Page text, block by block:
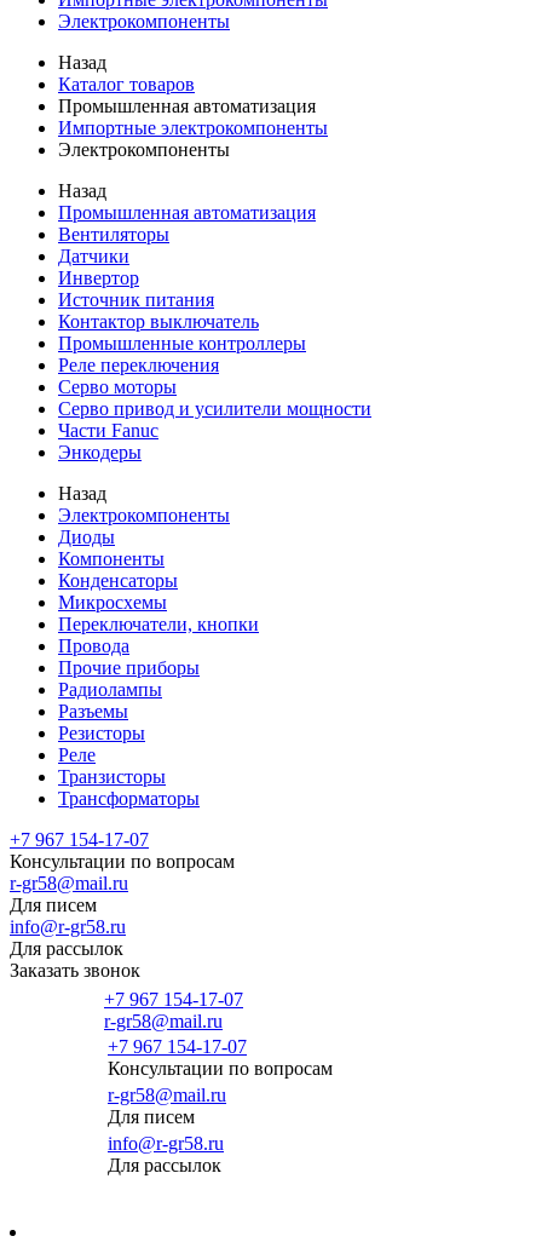
Электрокомпоненты
Назад
Каталог товаров
Промышленная автоматизация
Импортные электрокомпоненты
Электрокомпоненты
Назад
Промышленная автоматизация
Вентиляторы
Датчики
Инвертор
Источник питания
Контактор выключатель
Промышленные контроллеры
Реле переключения
Серво моторы
Серво привод и усилители мощности
Части Fanuc
Энкодеры
Назад
Электрокомпоненты
Диоды
Компоненты
Конденсаторы
Микросхемы
Переключатели, кнопки
Провода
Прочие приборы
Радиолампы
Разъемы
Резисторы
Реле
Транзисторы
Трансформаторы
+7 967 154-17-07
Консультации по вопросам
r-gr58@mail.ru
Для писем
info@r-gr58.ru
Для рассылок
Заказать звонок
+7 967 154-17-07
r-gr58@mail.ru
+7 967 154-17-07
Консультации по вопросам
r-gr58@mail.ru
Для писем
info@r-gr58.ru
Для рассылок